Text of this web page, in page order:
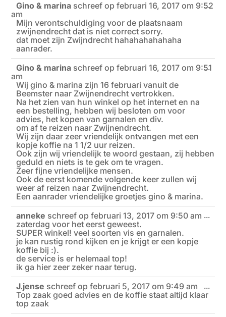
Gino & marina schreef op februari 16, 2017 om 9:52
am
Mijn verontschuldiging voor de plaatsnaam
zwijnendrecht dat is niet correct sorry.
dat moet zijn Zwijndrecht hahahahahahaha
aanrader.
...
Gino & marina schreef op februari 16, 2017 om 9:51
am
Wij gino & marina zijn 16 februari vanuit de
Beemster naar Zwijnendrecht vertrokken.
Na het zien van hun winkel op het internet en na
een bestelling, hebben wij besloten om voor
advies, het kopen van garnalen en div.
om af te reizen naar Zwijnendrecht.
Wij zijn daar zeer vriendelijk ontvangen met een
kopje koffie na 1 1/2 uur reizen.
Ook zijn wij vriendelijk te woord gestaan, zij hebben
geduld en niets is te gek om te vragen.
Zeer fijne vriendelijke mensen.
Ook de eerst komende volgende keer zullen wij
weer af reizen naar Zwijnendrecht.
Een aanrader vriendelijke groetjes gino & marina.
...
anneke schreef op februari 13, 2017 om 9:50 am
zaterdag voor het eerst geweest.
SUPER winkel! veel soorten vis en garnalen.
je kan rustig rond kijken en je krijgt er een kopje
koffie bij :).
de service is er helemaal top!
ik ga hier zeer zeker naar terug.
...
J.jense schreef op februari 5, 2017 om 9:49 am
Top zaak goed advies en de koffie staat altijd klaar
top zaak
...